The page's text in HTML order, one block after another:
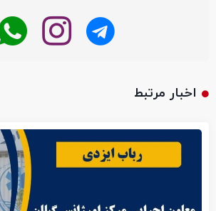
اخبار مرتبط